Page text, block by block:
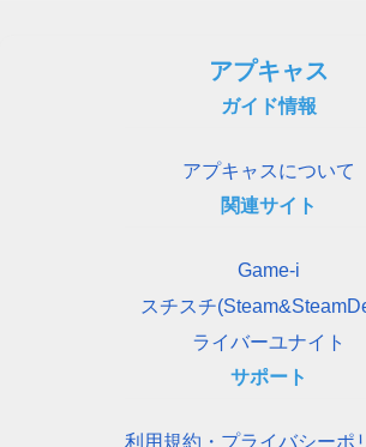
アプキャス
ガイド情報
アプキャスについて
関連サイト
Game-i
スチスチ
ライバーユナイト
サポート
利用規約・プライバシーポ